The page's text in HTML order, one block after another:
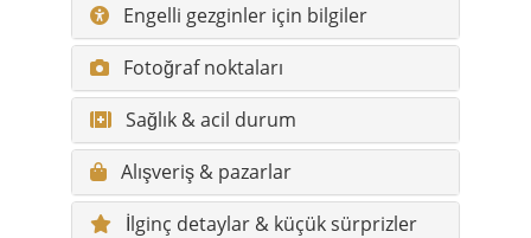
Engelli gezginler için bilgiler
Fotoğraf noktaları
Sağlık & acil durum
Alışveriş & pazarlar
İlginç detaylar & küçük sürprizler